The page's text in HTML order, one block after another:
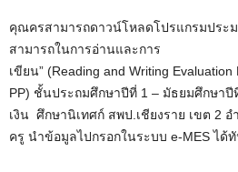
คุณครสามารถดาวน์โหลดโปรแกรมประ
สามารถในการอ่านและการ
เขียน” (Reading and Writing
PP) ชั้นประถมศึกษาปีที่ 1 – มัธยมศึกษา
เงิน ศึกษานิเทศก์ สพป.เชียงราย เขต 2
ครู นำข้อมูลไปกรอกในระบบ e-MES ได้